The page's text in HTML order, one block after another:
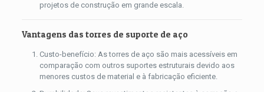
projetos de construção em grande escala.
Vantagens das torres de suporte de aço
Custo-benefício: As torres de aço são mais acessíveis em
comparação com outros suportes estruturais devido aos
menores custos de material e à fabricação eficiente.